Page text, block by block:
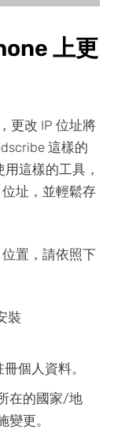
上更
更改 IP 位址將
這樣的
這樣的工具，
址，並輕鬆存
置，請依照下
裝
個人資料。
在的國家/地
更。